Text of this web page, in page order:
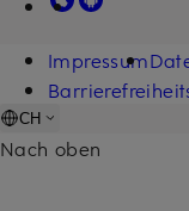
Impressum
CH
Nach oben